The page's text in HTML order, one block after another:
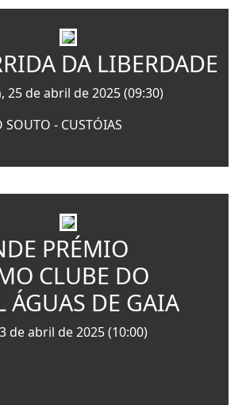
DA LIBERDADE
25 de abril de 2025 (09:30)
- CUSTÓIAS
PRÉMIO
CLUBE DO
ÁGUAS DE GAIA
de abril de 2025 (10:00)